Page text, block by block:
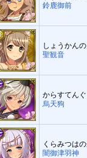
鈴鹿御前
しょうかん
聖観音
からすてんぐ
烏天狗
くらみつは
闇御津羽神